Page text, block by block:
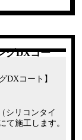
グDXコー
シリコンタイ
て施工します。